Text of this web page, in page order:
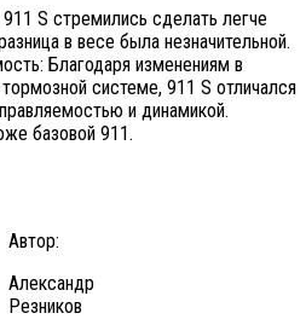
S стремились сделать легче
в весе была незначительной.
Благодаря изменениям в
системе, 911 S отличался
и динамикой.
базовой 911.
Автор:
Александр
Резников